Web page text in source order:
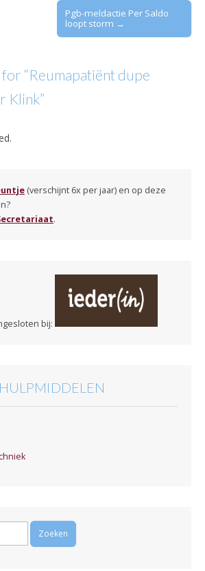
Pgb-meldactie Per Saldo
loopt storm →
“Reumapatiënt dupe
Klink”
(verschijnt 6x per jaar) en op deze
.
bij:
HULPMIDDELEN